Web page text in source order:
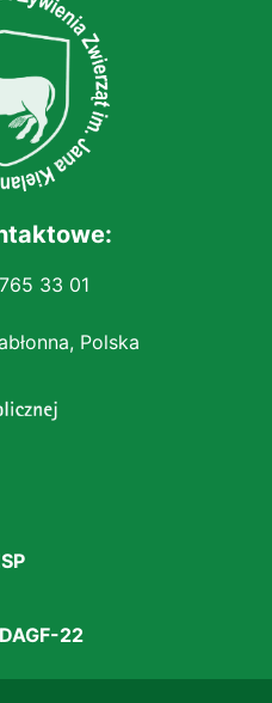
33 01
Polska
22